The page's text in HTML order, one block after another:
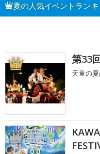
夏の人気イベントランキ
1 第33
天童の
2